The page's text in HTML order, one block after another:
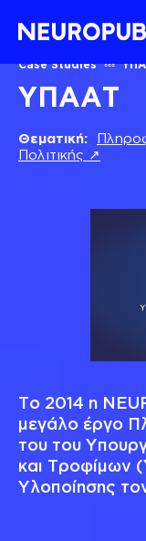
Case Studies
ΥΠΑΑΤ
Θεματική:
Πολιτικής ↗
Το 2014 η
μεγάλο έργο
του του
και Τροφίμων
Υλοποίησης